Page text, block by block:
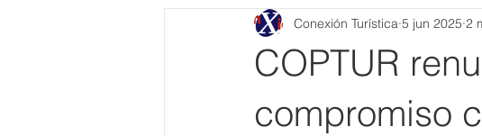
COPTUR
compromiso
Conexión Turística 5 jun 2025 2